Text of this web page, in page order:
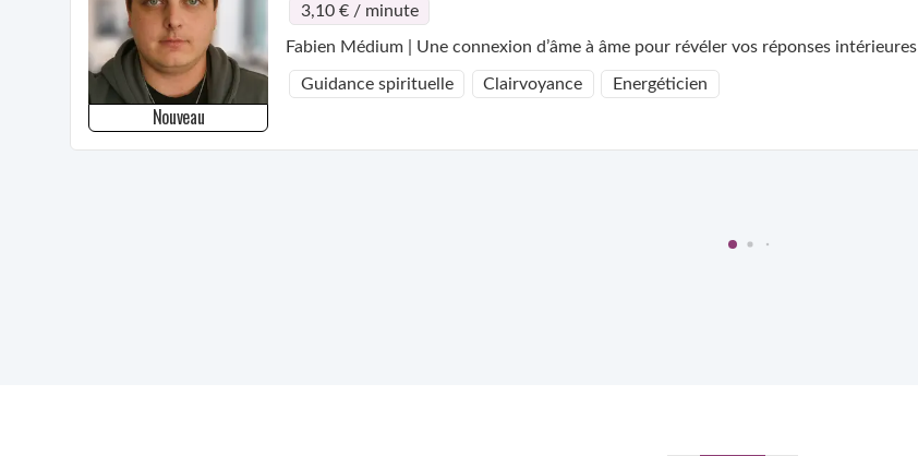
Nouveau
3,10 € / minute
Fabien Médium | Une connexion d’âme à âme pour révéler vos réponses intérieures
Guidance spirituelle Clairvoyance Energéticien